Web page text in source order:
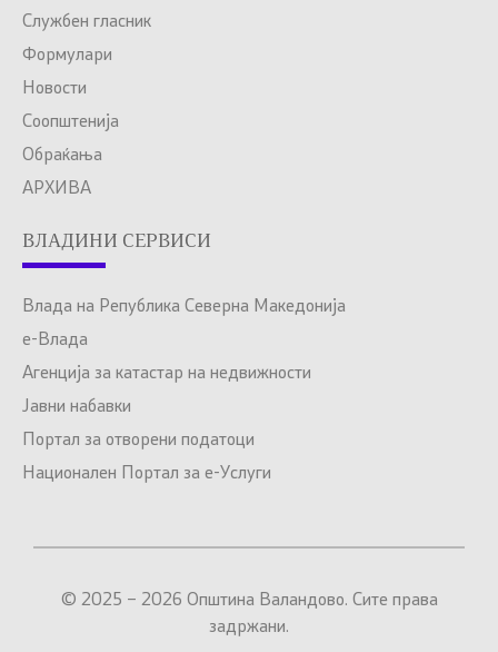
Службен гласник
Формулари
Новости
Соопштенија
Обраќања
АРХИВА
ВЛАДИНИ СЕРВИСИ
Влада на Република Северна Македонија
е-Влада
Агенција за катастар на недвижности
Јавни набавки
Портал за отворени податоци
Национален Портал за е-Услуги
© 2025 – 2026 Општина Валандово. Сите права
задржани.